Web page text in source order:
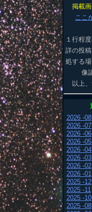
掲載
ここ
１行程
詳の投
処する
像
以上
2026 -08
2026 -07
2026 -06
2026 -05
2026 -04
2026 -03
2026 -02
2026 -01
2025 -12
2025 -11
2025 -10
2025 -08